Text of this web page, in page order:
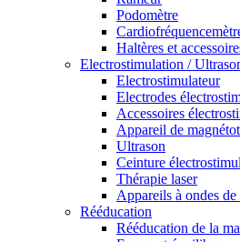
Podomètre
Haltères et
Electrostimulation /
Electrostimulateur
Electrodes
Accessoires
Appareil de
Ultrason
Ceinture
Thérapie laser
Appareils à ondes de
Rééducation
Rééducation de la